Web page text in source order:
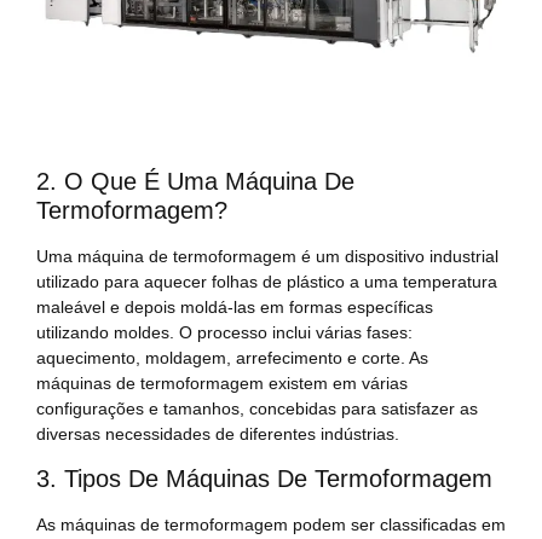
2. O Que É Uma Máquina De
Termoformagem?
Uma máquina de termoformagem é um dispositivo industrial
utilizado para aquecer folhas de plástico a uma temperatura
maleável e depois moldá-las em formas específicas
utilizando moldes. O processo inclui várias fases:
aquecimento, moldagem, arrefecimento e corte. As
máquinas de termoformagem existem em várias
configurações e tamanhos, concebidas para satisfazer as
diversas necessidades de diferentes indústrias.
3. Tipos De Máquinas De Termoformagem
As máquinas de termoformagem podem ser classificadas em